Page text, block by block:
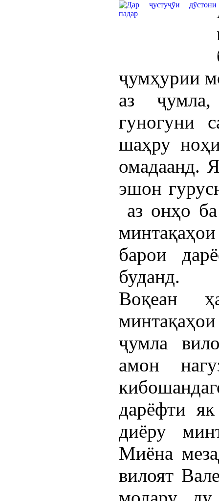
ҷумҳурии
аз
гуногуни
шаҳру
омадаанд.
эшон
аз онҳо
барои
буданд.
Воқеан
ҷумла
амон
дарёфти
диёру
Миёна
вилоят